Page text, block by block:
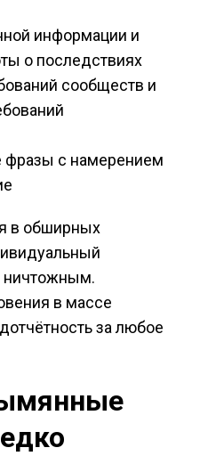
информации и
о последствиях
сообществ и
фразы с намерением
в обширных
ничтожным.
в массе
за любое